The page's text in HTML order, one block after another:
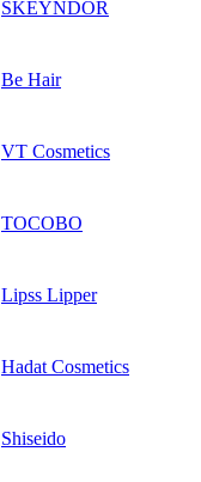
SKEYNDOR
Be Hair
VT Cosmetics
TOCOBO
Lipss Lipper
Hadat Cosmetics
Shiseido